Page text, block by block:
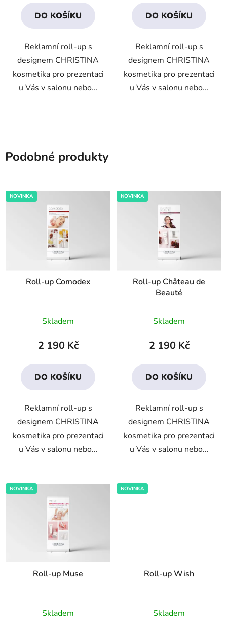
5,0
z
hvězdiček.
DO KOŠÍKU
Reklamní roll-up s
designem CHRISTINA
kosmetika pro prezentaci
u Vás v salonu nebo...
DO KOŠÍKU
Reklamní roll-up s
designem CHRISTINA
kosmetika pro prezentaci
u Vás v salonu nebo...
Podobné produkty
NOVINKA
Roll-up Comodex
hodnocení
produktu
5,0
z
hvězdiček.
Skladem
2 190 Kč
DO KOŠÍKU
Reklamní roll-up s
designem CHRISTINA
kosmetika pro prezentaci
u Vás v salonu nebo...
NOVINKA
Roll-up Château de
Beauté
Skladem
2 190 Kč
DO KOŠÍKU
Reklamní roll-up s
designem CHRISTINA
kosmetika pro prezentaci
u Vás v salonu nebo...
NOVINKA
Roll-up Muse
Skladem
NOVINKA
Roll-up Wish
Skladem